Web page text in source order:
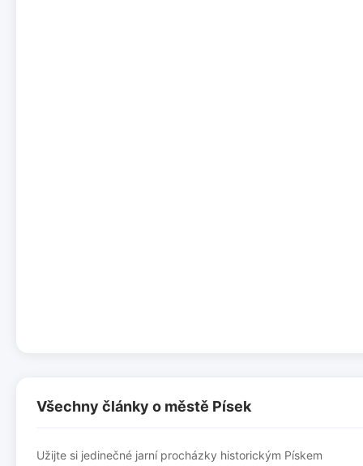
Všechny články o městě Písek
Užijte si jedinečné jarní procházky historickým Pískem